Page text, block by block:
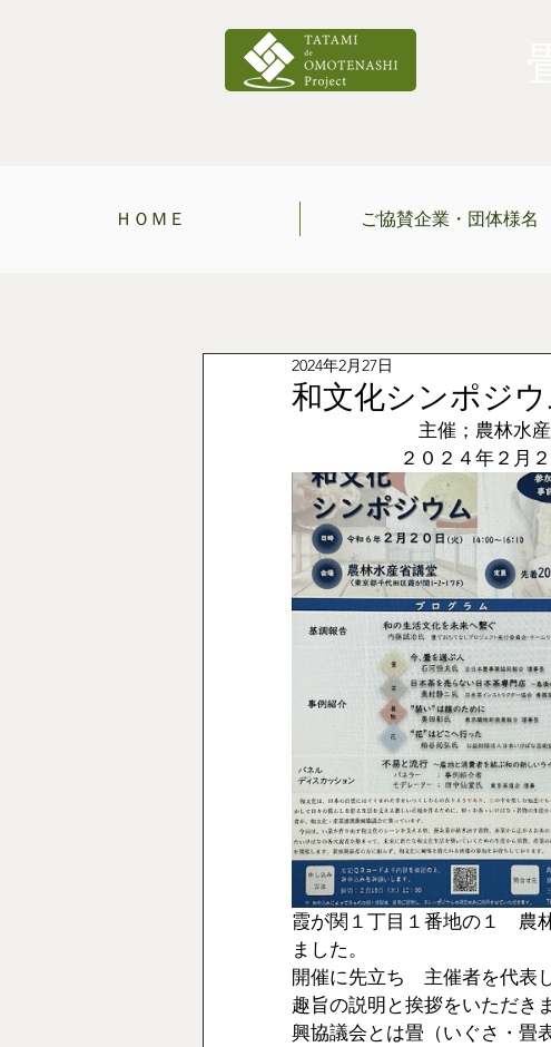
ＨＯＭＥ ご協賛企業・団体様名
和文化シンポジウ
2024年2月27日
主催；農林水
２０２４年２月
霞が関１丁目１番地の１　農
ました。
開催に先立ち　主催者を代表
趣旨の説明と挨拶をいただき
興協議会とは畳（いぐさ・畳